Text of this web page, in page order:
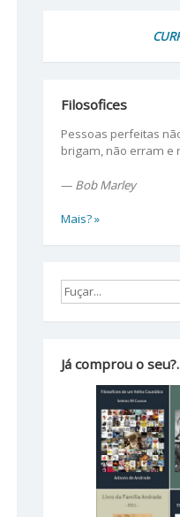
Filosofices
Pessoas perfeitas
brigam, não erram e
— Bob Marley
Mais? »
Já comprou o